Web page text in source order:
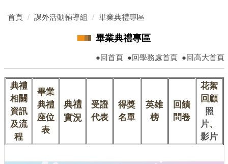
到
首頁 課外活動輔導組 畢業典禮專區
畢業典禮專區
●回首頁●回學務處首頁●回高大首頁
典禮
相關
資訊
及流
程
畢業
典禮
座位
表
典禮
實況
受證
代表
得獎
名單
英雄
榜
回饋
問卷
花絮
回顧
照
片、
影片